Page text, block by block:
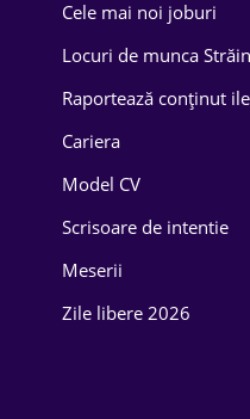
Drept
Educație /
Energetică
Farma
Cele mai noi joburi
Locuri de munca
Raportează conținut
Cariera
Model CV
Scrisoare de intentie
Meserii
Zile libere 2026